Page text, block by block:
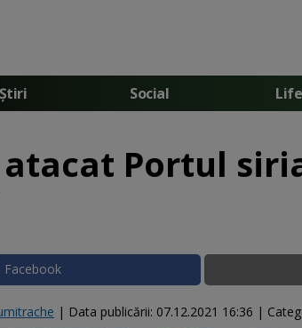
Știri Social
Portul
Facebook
| Data publicării: 07.12.2021 16:36 |